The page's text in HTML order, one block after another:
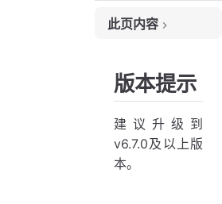
此页内容
功能及运行原理
版本提示
建议升级到
v6.7.0及以上版
本。